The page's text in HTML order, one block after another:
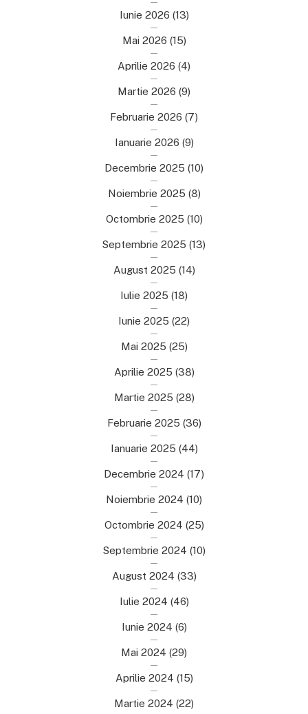
Iunie 2026 (13)
Mai 2026 (15)
Aprilie 2026 (4)
Martie 2026 (9)
Februarie 2026 (7)
Ianuarie 2026 (9)
Decembrie 2025 (10)
Noiembrie 2025 (8)
Octombrie 2025 (10)
Septembrie 2025 (13)
August 2025 (14)
Iulie 2025 (18)
Iunie 2025 (22)
Mai 2025 (25)
Aprilie 2025 (38)
Martie 2025 (28)
Februarie 2025 (36)
Ianuarie 2025 (44)
Decembrie 2024 (17)
Noiembrie 2024 (10)
Octombrie 2024 (25)
Septembrie 2024 (10)
August 2024 (33)
Iulie 2024 (46)
Iunie 2024 (6)
Mai 2024 (29)
Aprilie 2024 (15)
Martie 2024 (22)